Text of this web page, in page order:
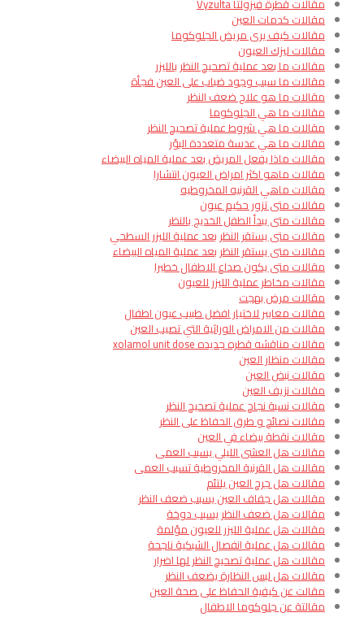
مقالات قطرة فيزولتا Vyzulta
مقالات كدمات العين
مقالات كيف يرى مريض الجلوكوما
مقالات ليزك العيون
مقالات ما بعد عملية تصحيح النظر بالليزر
مقالات ما سبب وجود ضباب على العين فجأة
مقالات ما هو علاج ضعف النظر
مقالات ما هي الجلوكوما
مقالات ما هي شروط عملية تصحيح النظر
مقالات ما هي عدسة متعددة البؤر
مقالات ماذا يفعل المريض بعد عملية المياه البيضاء
مقالات ماهو اكثر امراض العيون انتشارا​
مقالات ماهي القرنيه المخروطيه
مقالات متى تزور حكيم عيون
مقالات متى يبدأ الطفل الخديج بالنظر
مقالات متى يستقر النظر بعد عملية الليزر السطحي
مقالات متى يستقر النظر بعد عملية المياه البيضاء
مقالات متى يكون صداع الاطفال خطيرا
مقالات مخاطر عملية الليزر للعيون
مقالات مرض بهجت
مقالات معايير لاختيار افضل طبيب عيون اطفال
مقالات من الامراض الوراثية التي تصيب العين
مقالات مناقشه قطره جديده xolamol unit dose
مقالات منظار العين
مقالات نبض العين
مقالات نزيف العين
مقالات نسبة نجاح عملية تصحيح النظر
مقالات نصائح و طرق الحفاظ على النظر
مقالات نقطة بيضاء في العين
مقالات هل العشى الليلي يسبب العمى
مقالات هل القرنية المخروطية تسبب العمى
مقالات هل جرح العين يلتئم
مقالات هل جفاف العين يسبب ضعف النظر
مقالات هل ضعف النظر يسبب دوخة
مقالات هل عملية الليزر للعيون مؤلمة
مقالات هل عملية انفصال الشبكية ناجحة
مقالات هل عملية تصحيح النظر لها اضرار
مقالات هل لبس النظارة يضعف النظر
مقالت عن كيفية الحفاظ على صحة العين
مقالتة عن جلوكوما الاطفال